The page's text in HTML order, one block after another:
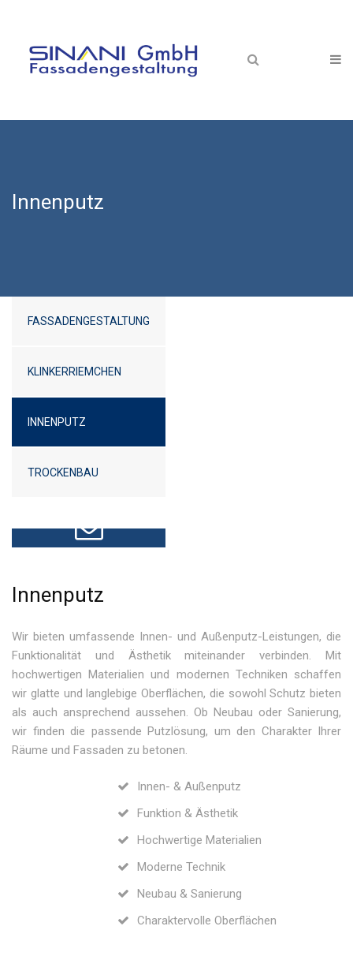
Philosophie
Innenputz
FASSADENGESTALTUNG
KLINKERRIEMCHEN
INNENPUTZ
TROCKENBAU
Innenputz
Wir bieten umfassende Innen- und Außenputz-Leistungen, die
Funktionalität und Ästhetik miteinander verbinden. Mit
hochwertigen Materialien und modernen Techniken schaffen
wir glatte und langlebige Oberflächen, die sowohl Schutz bieten
als auch ansprechend aussehen. Ob Neubau oder Sanierung,
wir finden die passende Putzlösung, um den Charakter Ihrer
Räume und Fassaden zu betonen.
Innen- & Außenputz
Funktion & Ästhetik
Hochwertige Materialien
Moderne Technik
Neubau & Sanierung
Charaktervolle Oberflächen